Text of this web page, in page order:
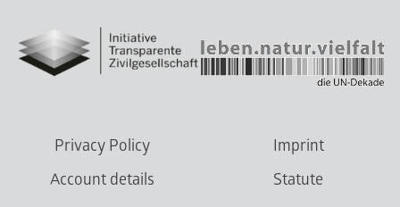
Privacy Policy
Imprint
Account details
Statute